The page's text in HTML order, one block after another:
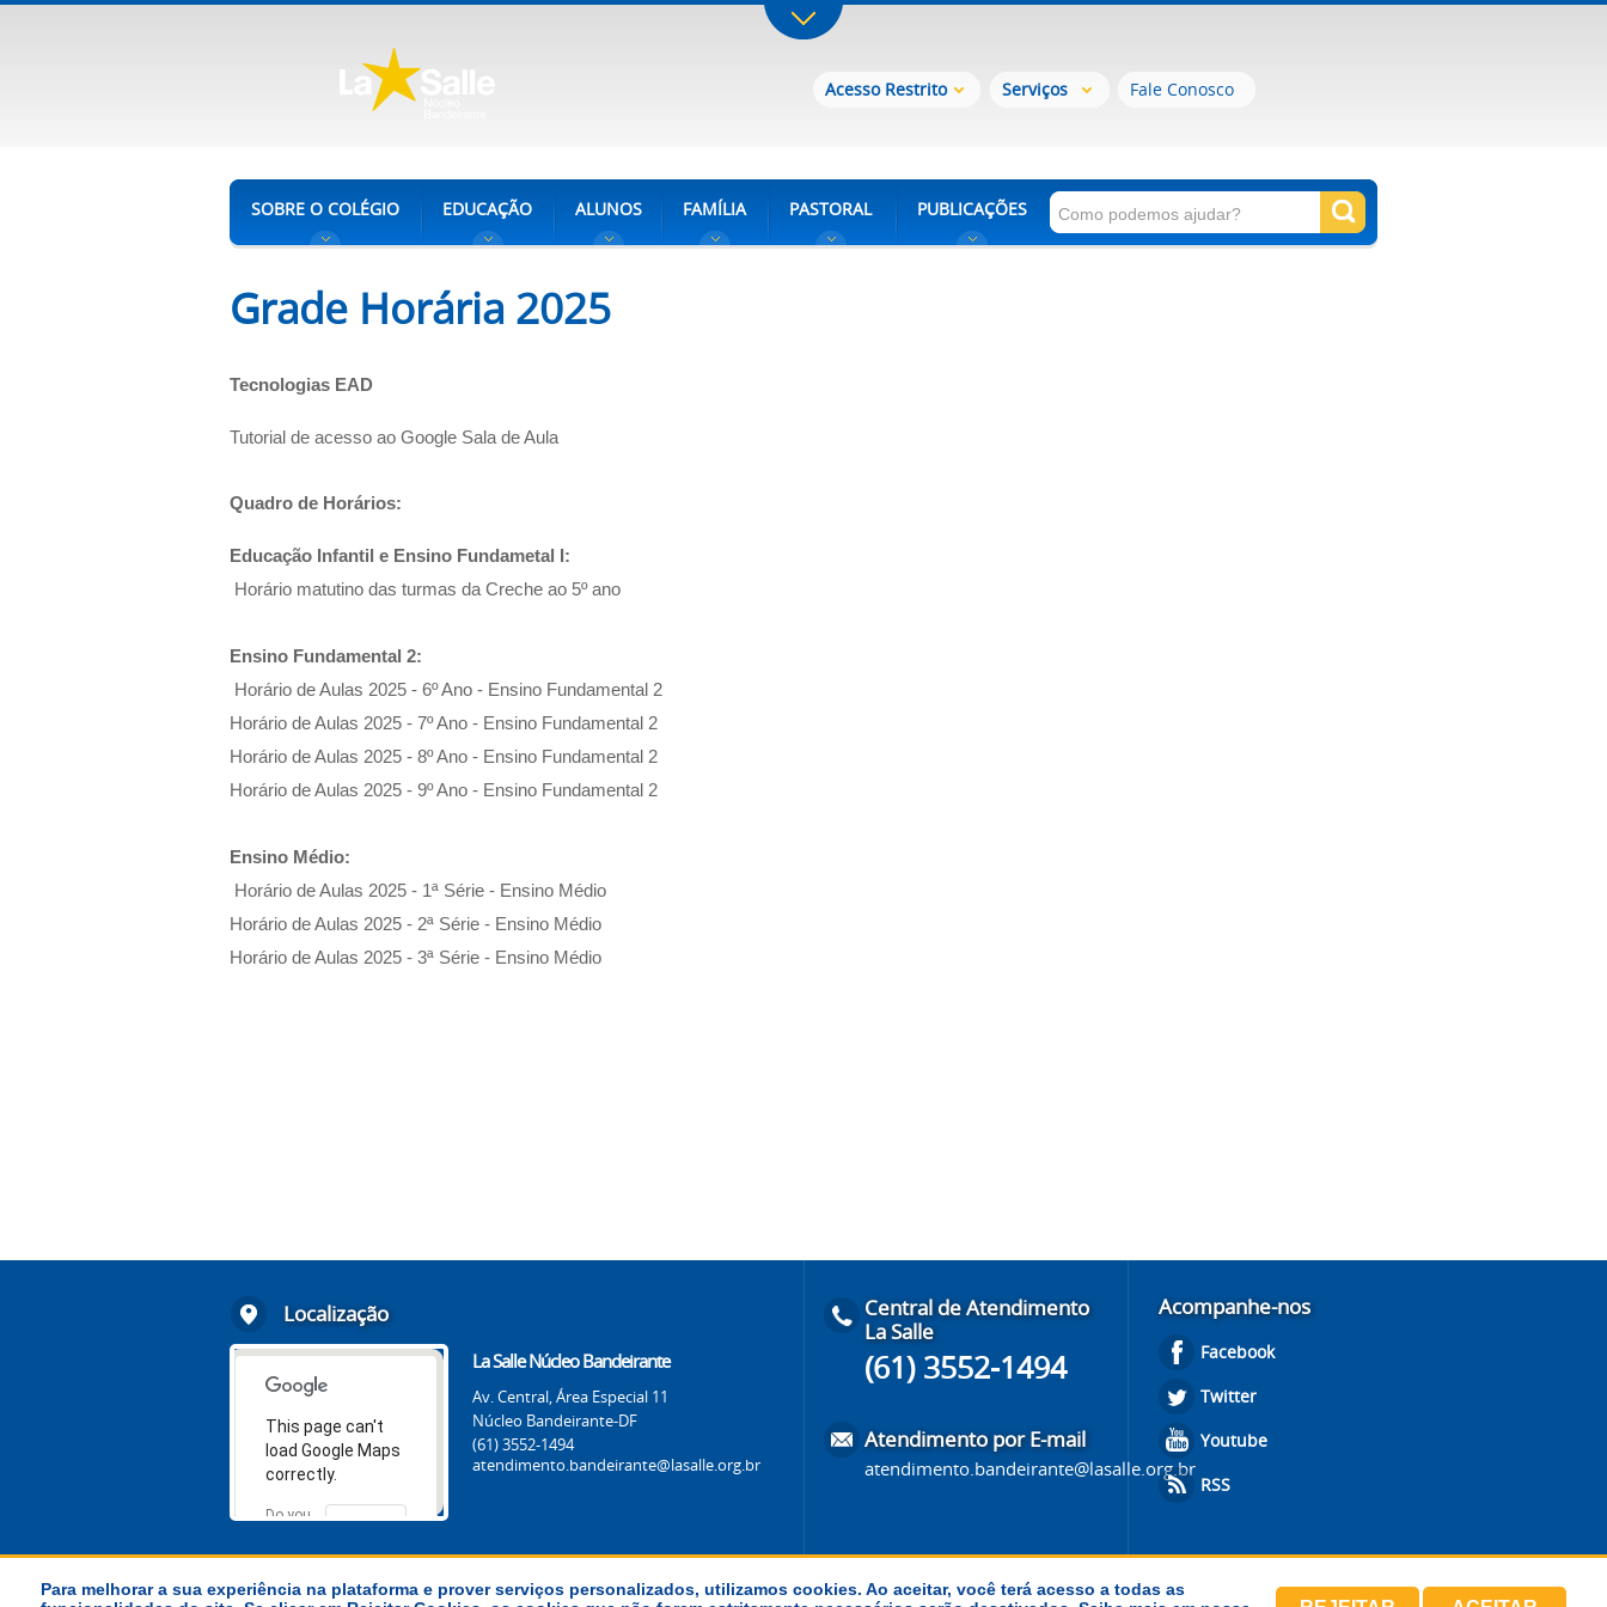
Acesso Restrito Serviços Fale Conosco
SOBRE O COLÉGIO EDUCAÇÃO ALUNOS FAMÍLIA PASTORAL PUBLICAÇÕES
Grade Horária 2025
Tecnologias EAD
Tutorial de acesso ao Google Sala de Aula
Quadro de Horários:
Educação Infantil e Ensino Fundametal I:
Horário matutino das turmas da Creche ao 5º ano
Ensino Fundamental 2:
Horário de Aulas 2025 - 6º Ano - Ensino Fundamental 2
Horário de Aulas 2025 - 7º Ano - Ensino Fundamental 2
Horário de Aulas 2025 - 8º Ano - Ensino Fundamental 2
Horário de Aulas 2025 - 9º Ano - Ensino Fundamental 2
Ensino Médio:
Horário de Aulas 2025 - 1ª Série - Ensino Médio
Horário de Aulas 2025 - 2ª Série - Ensino Médio
Horário de Aulas 2025 - 3ª Série - Ensino Médio
Localização
This page can't
load Google Maps
correctly.
Do you
website?
OK
La Salle Núcleo Bandeirante
Av. Central, Área Especial 11
Núcleo Bandeirante-DF
(61) 3552-1494
Para melhorar a sua experiência na plataforma e prover serviços personalizados, utilizamos cookies. Ao aceitar, você terá acesso a todas as
atendimento.bandeirante@lasalle.org.br
Central de Atendimento
La Salle
(61) 3552-1494
Atendimento por E-mail
atendimento.bandeirante@lasalle.org.br
Acompanhe-nos
Facebook
Twitter
Youtube
RSS